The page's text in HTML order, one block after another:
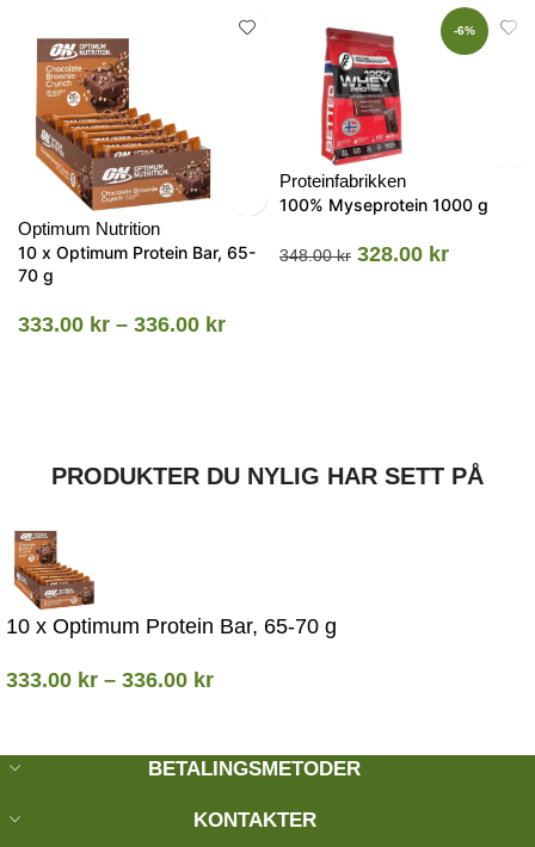
Optimum Nutrition
10 x Optimum Protein Bar, 65-
70 g
333.00 kr – 336.00 kr
-6%
Proteinfabrikken
100% Myseprotein 1000 g
348.00kr 328.00 kr
PRODUKTER DU NYLIG HAR SETT PÅ
10 x Optimum Protein Bar, 65-70 g
333.00 kr – 336.00 kr
BETALINGSMETODER
KONTAKTER